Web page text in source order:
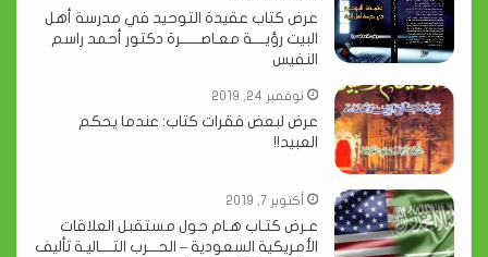
عرض كتاب عقيدة التوحيد في مدرسة أهل
البيت رؤيــــة معـاصــــــرة دكتور أحمد راسم
النفيس
نوفمبر 24, 2019
عرض لبعض فقرات كتاب: عندما يحكم
العبيد!!
أكتوبر 7, 2019
عـرض كتـاب هـام حول مستقبل العلاقات
الأمريكية السعودية – الحـــرب التــــاليـة تأليف